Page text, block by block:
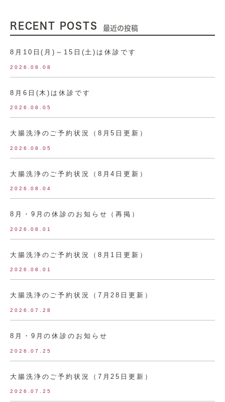
RECENT POSTS 最近の投稿
8月10日(月)～15日(土)は休診です
2026.08.08
8月6日(木)は休診です
2026.08.05
大腸洗浄のご予約状況（8月5日更新）
2026.08.05
大腸洗浄のご予約状況（8月4日更新）
2026.08.04
8月・9月の休診のお知らせ（再掲）
2026.08.01
大腸洗浄のご予約状況（8月1日更新）
2026.08.01
大腸洗浄のご予約状況（7月28日更新）
2026.07.28
8月・9月の休診のお知らせ
2026.07.25
大腸洗浄のご予約状況（7月25日更新）
2026.07.25